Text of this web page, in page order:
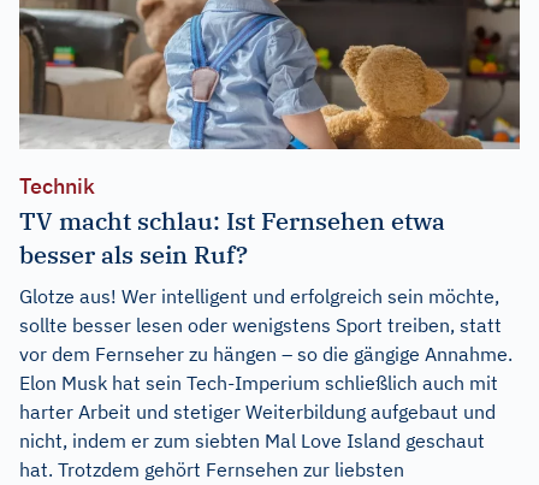
Technik
TV macht schlau: Ist Fernsehen etwa
besser als sein Ruf?
Glotze aus! Wer intelligent und erfolgreich sein möchte,
sollte besser lesen oder wenigstens Sport treiben, statt
vor dem Fernseher zu hängen – so die gängige Annahme.
Elon Musk hat sein Tech-Imperium schließlich auch mit
harter Arbeit und stetiger Weiterbildung aufgebaut und
nicht, indem er zum siebten Mal Love Island geschaut
hat. Trotzdem gehört Fernsehen zur liebsten